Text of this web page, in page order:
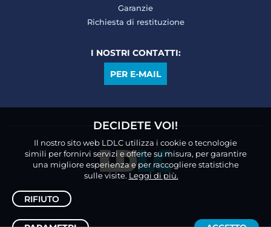
Garanzie
Richiesta di restituzione
I NOSTRI CONTATTI:
PER E-MAIL
DECIDETE VOI!
Il nostro sito web LDLC utilizza i cookie o tecnologie
simili per fornirvi servizi e offerte su misura, per garantire
una migliore esperienza e per raccogliere statistiche
sulle visite. Leggi di più.
RIFIUTO